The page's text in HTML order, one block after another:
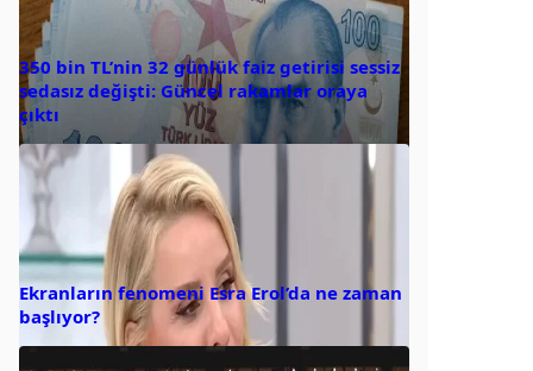
350 bin TL’nin 32 günlük faiz getirisi sessiz
sedasız değişti: Güncel rakamlar oraya
çıktı
Ekranların fenomeni Esra Erol’da ne zaman
başlıyor?